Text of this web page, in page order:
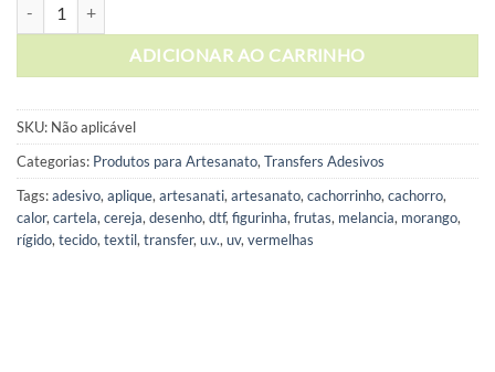
ADICIONAR AO CARRINHO
SKU: Não aplicável
Categorias: Produtos para Artesanato, Transfers Adesivos
Tags:adesivo, aplique, artesanati, artesanato, cachorrinho, cachorro,
calor, cartela, cereja, desenho, dtf, figurinha, frutas, melancia, morango,
rígido, tecido, textil, transfer, u.v., uv, vermelhas